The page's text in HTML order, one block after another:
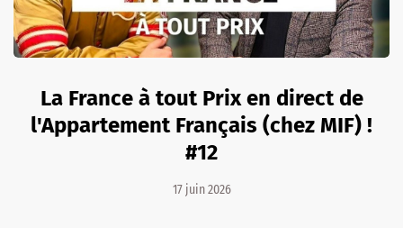
La France à tout Prix en direct de
l'Appartement Français (chez MIF) !
#12
17 juin 2026